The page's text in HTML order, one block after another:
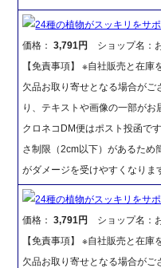
24種の植物がスッキリをサ
価格：3,791円
ショップ名：
【免責事項】 ※自社販売と在
欠品お取り寄せとなる場合がご
り、テキストや画像の一部が
クロネコDM便はポスト投函で
さ制限（2cm以下）があるため
がダメージを受けやすくなりま
24種の植物がスッキリをサ
価格：3,791円
ショップ名：
【免責事項】 ※自社販売と在
欠品お取り寄せとなる場合がご